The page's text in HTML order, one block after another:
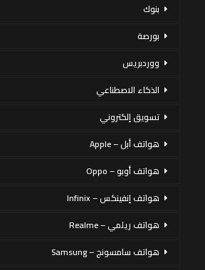
بنوك
بورصة
ووردبريس
الذكاء الاصطناعي
تسويق إلكتروني
هواتف أبل – Apple
هواتف أوبو – Oppo
هواتف إنفينكس – Infinix
هواتف ريلمي – Realme
هواتف سامسونج – Samsung